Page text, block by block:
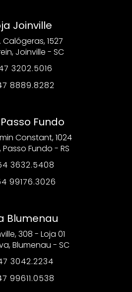
Joinville
Calógeras, 1527
Joinville - SC
3202.5016
8889.8282
Fundo
Constant, 1024
Fundo - RS
3632.5408
99176.3026
Blumenau
308 - Loja 01
Blumenau - SC
3042.2234
99611.0538